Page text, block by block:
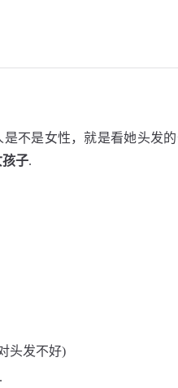
不是女性，就是看她头发
孩子.
头发不好)